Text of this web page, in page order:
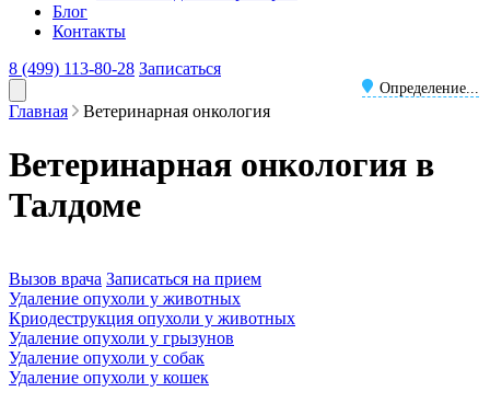
Блог
Контакты
8 (499) 113-80-28
Определение...
Записаться
Главная Ветеринарная онкология
Ветеринарная онкология в
Талдоме
Вызов врача Записаться на прием
Удаление опухоли у животных
Криодеструкция опухоли у животных
Удаление опухоли у грызунов
Удаление опухоли у собак
Удаление опухоли у кошек